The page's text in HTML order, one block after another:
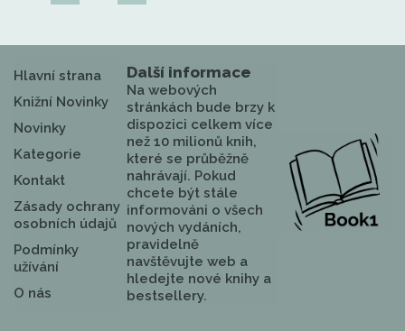
Hlavní strana
Knižní Novinky
Novinky
Kategorie
Kontakt
Zásady ochrany
osobních údajů
Podmínky
užívání
O nás
Další informace
Na webových
stránkách bude brzy k
dispozici celkem více
než 10 milionů knih,
které se průběžně
nahrávají. Pokud
chcete být stále
informováni o všech
nových vydáních,
pravidelně
navštěvujte web a
hledejte nové knihy a
bestsellery.